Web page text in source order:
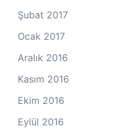
Şubat 2017
Ocak 2017
Aralık 2016
Kasım 2016
Ekim 2016
Eylül 2016